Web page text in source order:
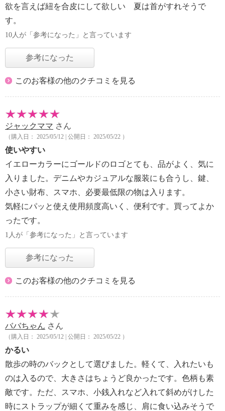
欲を言えば紐を合皮にして欲しい 夏は首がすれそうで
す。
10人が「参考になった」と言っています
参考になった
このお客様の他のクチコミを見る
ジャックママ さん
（購入日： 2025/05/12 | 公開日： 2025/05/22 ）
使いやすい
イエローカラーにゴールドのロゴとても、品がよく、気に
入りました。デニムやカジュアルな服装にも合うし、鍵、
小さい財布、スマホ、必要最低限の物は入ります。
気軽にパッと使え使用頻度高いく、便利です。買ってよか
ったです。
1人が「参考になった」と言っています
参考になった
このお客様の他のクチコミを見る
ババちゃん さん
（購入日： 2025/05/12 | 公開日： 2025/05/22 ）
かるい
散歩の時のバックとして選びました。軽くて、入れたいも
のは入るので、大きさはちょうど良かったです。色柄も素
敵です。ただ、スマホ、小銭入れなど入れて斜めがけした
時にストラップが細くて重みを感じ、肩に食い込みそうで